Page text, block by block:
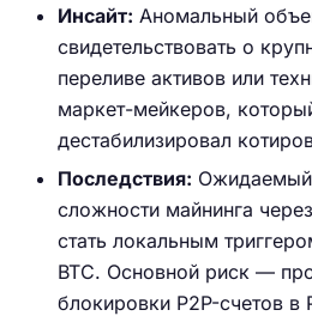
Инсайт: Аномальный
свидетельствовать о
переливе активов или
маркет-мейкеров,
дестабилизировал
Последствия: Ожидаемый
сложности майнинга
стать локальным
BTC. Основной риск —
блокировки P2P-счетов в